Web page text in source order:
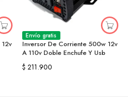
Envío gratis
Inversor De Corriente 500w 12v
A 110v Doble Enchufe Y Usb
$ 211.900